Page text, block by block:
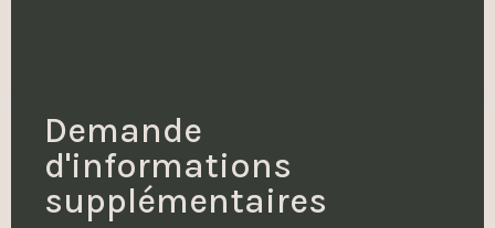
Demande
d'informations
supplémentaires